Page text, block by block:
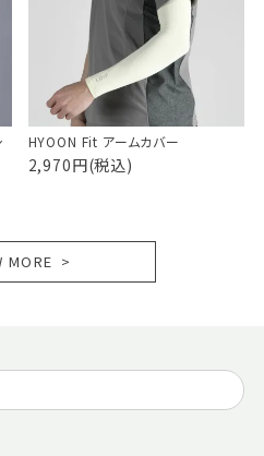
HYOON Fit アームカバー
2,970円(税込)
MORE